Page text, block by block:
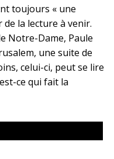
toujours « une
la lecture à venir.
Notre-Dame, Paule
une suite de
celui-ci, peut se lire
ce qui fait la